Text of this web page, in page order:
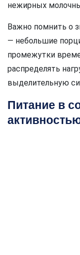
нежирных
Важно помнить о
— небольшие
промежутки
распределять
выделительную
Питание в